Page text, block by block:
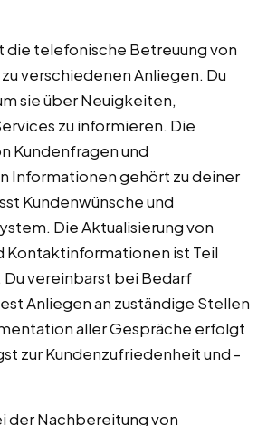
die telefonische Betreuung von
verschiedenen Anliegen. Du
sie über Neuigkeiten,
zu informieren. Die
Kundenfragen und
Informationen gehört zu deiner
Kundenwünsche und
Die Aktualisierung von
Kontaktinformationen ist Teil
vereinbarst bei Bedarf
Anliegen an zuständige Stellen
aller Gespräche erfolgt
zur Kundenzufriedenheit und -
der Nachbereitung von